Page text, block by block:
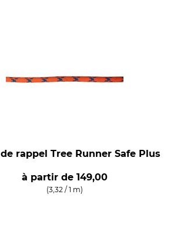
rappel Tree Runner Safe Plus
à partir de 149,00
(3,32 / 1 m)